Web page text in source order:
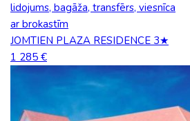
lidojums, bagāža, transfērs, viesnīca
ar brokastīm
JOMTIEN PLAZA RESIDENCE 3★
1 285 €